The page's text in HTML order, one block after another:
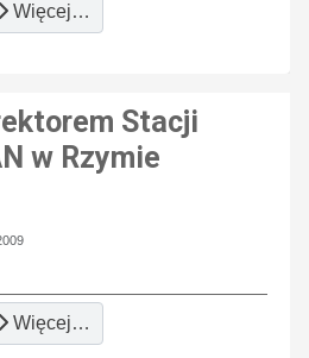
Więcej…
Stacji
w Rzymie
Więcej…